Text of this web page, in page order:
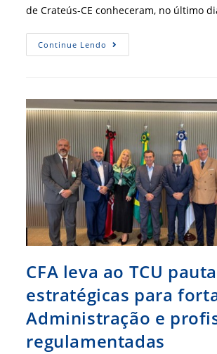
de Crateús-CE conheceram, no último
Continue Lendo IGM-
CFA
Itinerante
Do
CRA-
CE
Em
Crateús
CFA leva ao TCU
estratégicas para
Administração e
regulamentadas